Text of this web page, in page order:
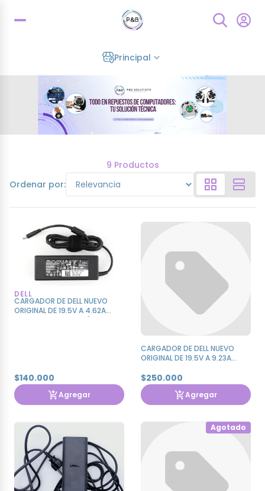
Principal
9 Productos
Ordenar por:
DELL
CARGADOR DE DELL NUEVO
ORIGINAL DE 19.5V A 4.62A
PUNTA AGUJA PEQUEÑA
$140.000
Agregar
CARGADOR DE DELL NUEVO
ORIGINAL DE 19.5V A 9.23A
$250.000
Agregar
Agotado